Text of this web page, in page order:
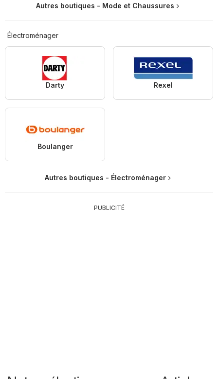
Autres boutiques - Mode et Chaussures
Électroménager
Darty Rexel
Boulanger
Autres boutiques - Électroménager
PUBLICITÉ